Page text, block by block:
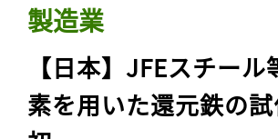
製造業
【日本】JFEスチー
素を用いた還元鉄の